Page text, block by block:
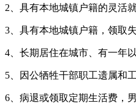
2、具有本地城镇户籍的灵活
3、具有本地城镇户籍，领取
4、长期居住在城市、有一年
5、因公牺牲干部职工遗属和
6、病退或领取定期生活费，